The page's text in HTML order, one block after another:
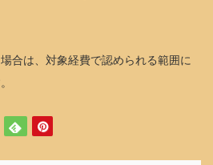
合は、対象経費で認められる範囲に